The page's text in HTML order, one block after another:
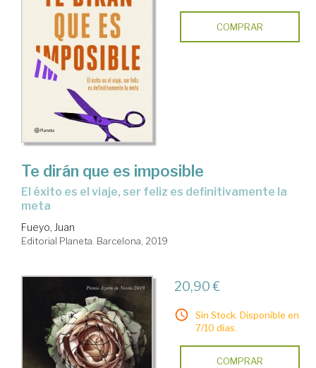
COMPRAR
Te dirán que es imposible
el éxito es el viaje, ser feliz es definitivamente la
meta
Fueyo, Juan
Editorial Planeta. Barcelona, 2019
20,90 €
Sin Stock. Disponible en
7/10 días.
COMPRAR